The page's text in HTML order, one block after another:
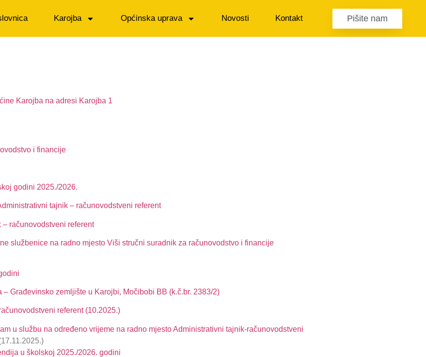
Karojba Općinska uprava Novosti Kontakt Pišite nam
Karojba na adresi Karojba 1
i financije
godini 2025./2026.
tajnik – računovodstveni referent
računovodstveni referent
službenice na radno mjesto Viši stručni suradnik za računovodstvo i financije
Građevinsko zemljište u Karojbi, Močibobi BB (k.č.br. 2383/2)
referent (10.2025.)
u službu na određeno vrijeme na radno mjesto Administrativni tajnik-računovodstveni
u školskoj 2025./2026. godini